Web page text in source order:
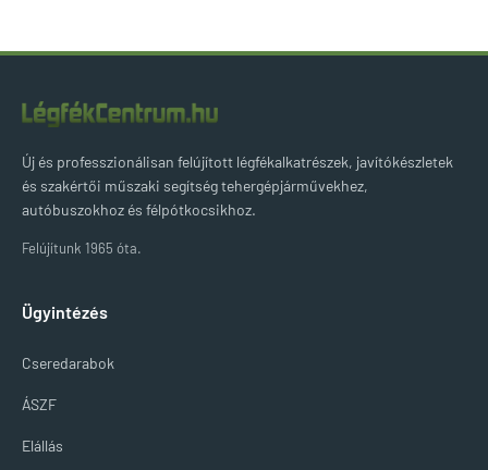
Új és professzionálisan felújított légfékalkatrészek, javítókészletek
és szakértői műszaki segítség tehergépjárművekhez,
autóbuszokhoz és félpótkocsikhoz.
Felújítunk 1965 óta.
Ügyintézés
Cseredarabok
ÁSZF
Elállás